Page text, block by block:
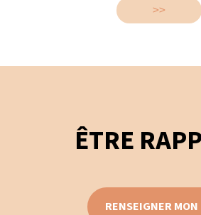
>>
ÊTRE
RENSEIGNER MON